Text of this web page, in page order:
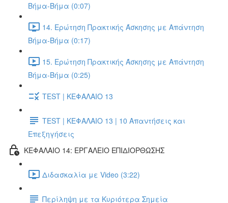
Βήμα-Βήμα (0:07)
14. Ερώτηση Πρακτικής Άσκησης με Απάντηση
Βήμα-Βήμα (0:17)
15. Ερώτηση Πρακτικής Άσκησης με Απάντηση
Βήμα-Βήμα (0:25)
TEST | ΚΕΦΑΛΑΙΟ 13
TEST | ΚΕΦΑΛΑΙΟ 13 | 10 Απαντήσεις και
Επεξηγήσεις
ΚΕΦΑΛΑΙΟ 14: ΕΡΓΑΛΕΙΟ ΕΠΙΔΙΟΡΘΩΣΗΣ
Διδασκαλία με Video (3:22)
Περίληψη με τα Κυριότερα Σημεία